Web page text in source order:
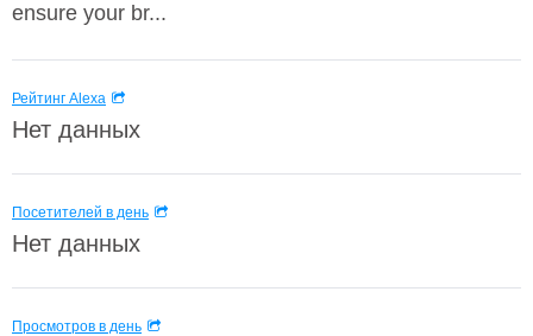
ensure your br...
Рейтинг Alexa
Нет данных
Посетителей в день
Нет данных
Просмотров в день